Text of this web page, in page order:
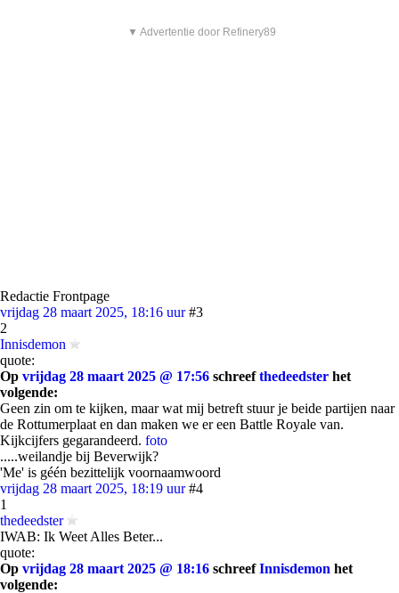
▼ Advertentie door Refinery89
Redactie Frontpage
vrijdag 28 maart 2025, 18:16 uur #3
2
Innisdemon
quote:
Op vrijdag 28 maart 2025 @ 17:56 schreefthedeedster het
volgende:
Geen zin om te kijken, maar wat mij betreft stuur je beide partijen naar
de Rottumerplaat en dan maken we er een Battle Royale van.
Kijkcijfers gegarandeerd. foto
.....weilandje bij Beverwijk?
'Me' is géén bezittelijk voornaamwoord
vrijdag 28 maart 2025, 18:19 uur #4
1
thedeedster
IWAB: Ik Weet Alles Beter...
quote:
Op vrijdag 28 maart 2025 @ 18:16 schreefInnisdemon het
volgende: